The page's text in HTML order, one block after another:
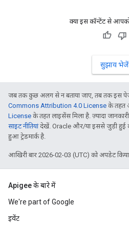
क्या इस कॉन्टेंट से
सुझाव भेजें
जब तक कुछ अलग से न बताया जाए, तब तक इस पेज
Commons Attribution 4.0 License के तहत
License के तहत लाइसेंस मिला है. ज़्यादा
साइट नीतियांदेखें. Oracle और/या इससे जुड़ी हुई
हुआ ट्रेडमार्क है.
आखिरी बार 2026-02-03 (UTC) को अपडेट किया
Apigee के बारे में
We're part of Google
इवेंट